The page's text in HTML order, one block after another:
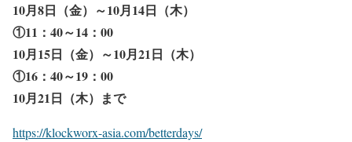
10月8日（金）～10月14日（木）
①11：40～14：00
10月15日（金）～10月21日（木）
①16：40～19：00
10月21日（木）まで
https://klockworx-asia.com/betterdays/